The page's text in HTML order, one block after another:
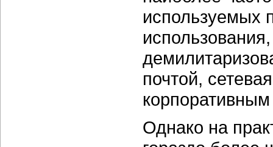
используемых
почтой,
Однако на